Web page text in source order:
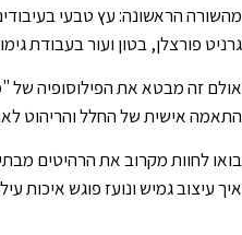
מהשורה הראשונה: עץ טבעי
גרניט פורצלן, בטון ועור בעבודת
אולם זה מבטא את הפילוסופיה של
התאמה אישית של החלל והריהוט
בואו לחוות מקרוב את הרהיטים
איך עיצוב גמיש ונועז פוגש איכות